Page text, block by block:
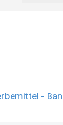
-